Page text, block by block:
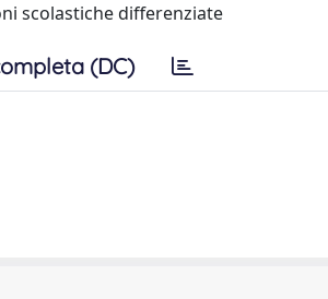
scolastiche differenziate
(DC)